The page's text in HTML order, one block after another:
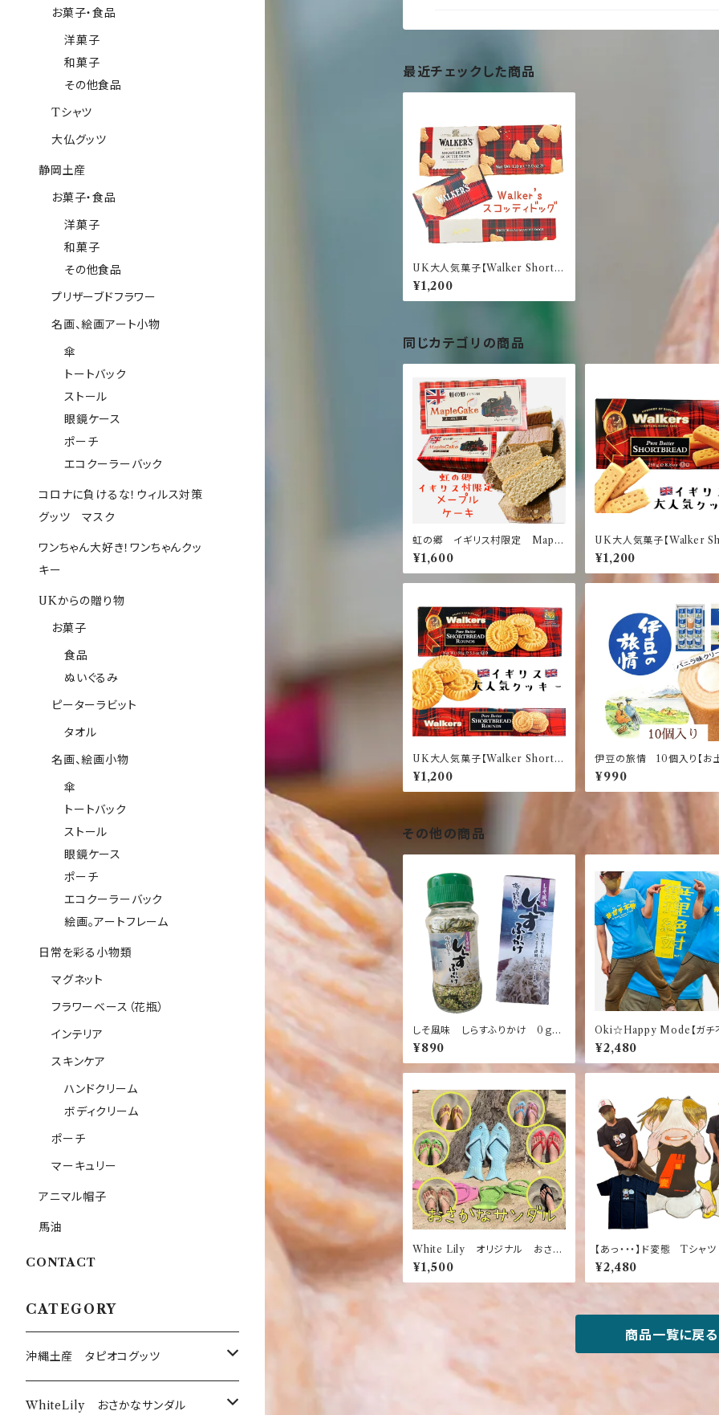
最近チェックした商品
UK大人気菓子【Walker Short B
read Scottie Dogs 110g】ウォ
ーカー ショートブレット スコッ
ティドッグ
¥1,200
同じカテゴリの商品
虹の郷 イギリス村限定 Maple
Cake【メープルケーキ】
¥1,600
UK大人気菓子【Walker
read Finger 250g】ウォ
ー ショートブレット フィ
¥1,200
UK大人気菓子【Walker Short B
read Rounds 150g】ウォーカ
ー ショートブレット ラウンド
¥1,200
伊豆の旅情 10個入り【お
【バニラ】【バウムクーヘン】
ム】【伊豆】【修善寺】【静岡】
装】
¥990
その他の商品
しそ風味 しらすふりかけ 0ｇ
【静岡】【鎌倉】【伊豆】【土産】【名
産】【しらす】
¥890
Oki☆Happy Mode【ガチ
【無理絶対】おもしろ ふざ
ャツ
¥2,480
White Lily オリジナル おさか
なサンダル 【大人気】【履き心地抜
群】【沖縄】【湘南】【鎌倉】【修善寺】
【伊豆】
¥1,500
【あっ・・・】ド変態 Tシ
Oki☆Happy Mode
¥2,480
商品一覧に戻る
お菓子・食品
洋菓子
和菓子
その他食品
Tシャツ
大仏グッツ
静岡土産
お菓子・食品
洋菓子
和菓子
その他食品
プリザーブドフラワー
名画、絵画アート小物
傘
トートバック
ストール
眼鏡ケース
ポーチ
エコクーラーバック
コロナに負けるな！ウィルス対策
グッツ マスク
ワンちゃん大好き！ワンちゃんクッ
キー
UKからの贈り物
お菓子
食品
ぬいぐるみ
ピーターラビット
タオル
名画、絵画小物
傘
トートバック
ストール
眼鏡ケース
ポーチ
エコクーラーバック
絵画。アートフレーム
日常を彩る小物類
マグネット
フラワーベース（花瓶）
インテリア
スキンケア
ハンドクリーム
ボディクリーム
ポーチ
マーキュリー
アニマル帽子
馬油
CONTACT
CATEGORY
沖縄土産 タピオコグッツ
沖縄限定Tシャツ
WhiteLily おさかなサンダル